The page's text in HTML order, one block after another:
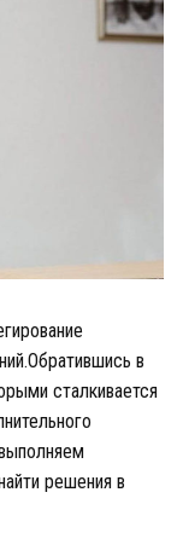
в
сталкивается
решения в